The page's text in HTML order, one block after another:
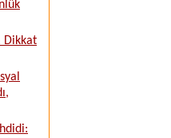
Dikkat